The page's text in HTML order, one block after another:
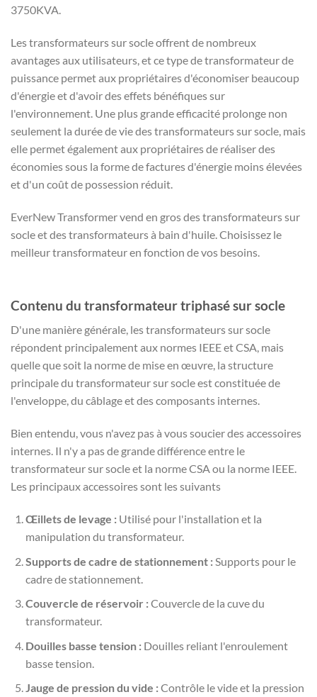
3750KVA.
Les transformateurs sur socle offrent de nombreux
avantages aux utilisateurs, et ce type de transformateur de
puissance permet aux propriétaires d'économiser beaucoup
d'énergie et d'avoir des effets bénéfiques sur
l'environnement. Une plus grande efficacité prolonge non
seulement la durée de vie des transformateurs sur socle, mais
elle permet également aux propriétaires de réaliser des
économies sous la forme de factures d'énergie moins élevées
et d'un coût de possession réduit.
EverNew Transformer vend en gros des transformateurs sur
socle et des transformateurs à bain d'huile. Choisissez le
meilleur transformateur en fonction de vos besoins.
Contenu du transformateur triphasé sur socle
D'une manière générale, les transformateurs sur socle
répondent principalement aux normes IEEE et CSA, mais
quelle que soit la norme de mise en œuvre, la structure
principale du transformateur sur socle est constituée de
l'enveloppe, du câblage et des composants internes.
Bien entendu, vous n'avez pas à vous soucier des accessoires
internes. Il n'y a pas de grande différence entre le
transformateur sur socle et la norme CSA ou la norme IEEE.
Les principaux accessoires sont les suivants
Œillets de levage :Utilisé pour l'installation et la
manipulation du transformateur.
Supports de cadre de stationnement :Supports pour le
cadre de stationnement.
Couvercle de réservoir :Couvercle de la cuve du
transformateur.
Douilles basse tension :Douilles reliant l'enroulement
basse tension.
Jauge de pression du vide :Contrôle le vide et la pression